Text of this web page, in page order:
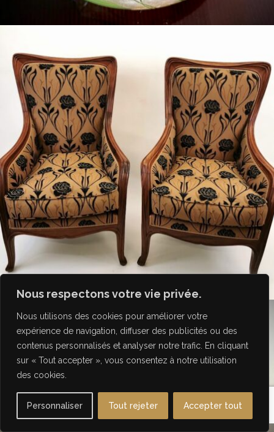
Nous respectons votre vie privée.
Nous utilisons des cookies pour améliorer votre
expérience de navigation, diffuser des publicités ou des
contenus personnalisés et analyser notre trafic. En cliquant
sur « Tout accepter », vous consentez à notre utilisation
des cookies.
Personnaliser Tout rejeter Accepter tout